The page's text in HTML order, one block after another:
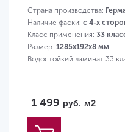
Страна производства:
Наличие фаски: с 4-х
Класс применения: 33
Размер: 1285х192х8 мм
Водостойкий ламинат 33
1 499 руб. м2